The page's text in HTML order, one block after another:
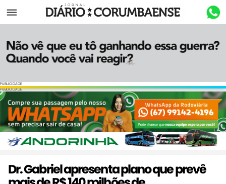
Menu
PUBLICIDADE
PUBLICIDADE
Dr. Gabriel apresenta plano que prevê